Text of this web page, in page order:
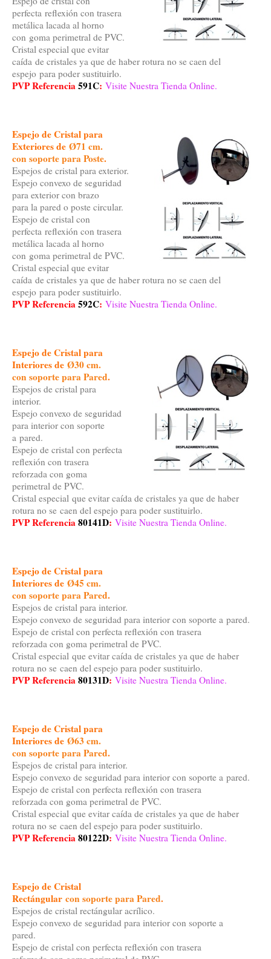
perfecta reflexión con trasera
metálica lacada al horno
con goma perimetral de PVC.
Cristal especial que evitar
caída de cristales ya que de haber rotura no se caen del
espejo para poder sustituirlo.
PVP Referencia591C: Visite Nuestra Tienda Online.
Espejo de Cristal para
Exteriores de Ø71 cm.
con soporte para Poste.
Espejos de cristal para exterior.
Espejo convexo de seguridad
para exterior con brazo
para la pared o poste circular.
Espejo de cristal con
perfecta reflexión con trasera
metálica lacada al horno
con goma perimetral de PVC.
Cristal especial que evitar
caída de cristales ya que de haber rotura no se caen del
espejo para poder sustituirlo.
PVP Referencia592C: Visite Nuestra Tienda Online.
Espejo de Cristal para
Interiores de Ø30 cm.
con soporte para Pared.
Espejos de cristal para
interior.
Espejo convexo de seguridad
para interior con soporte
a pared.
Espejo de cristal con perfecta
reflexión con trasera
reforzada con goma
perimetral de PVC.
Cristal especial que evitar caída de cristales ya que de haber
rotura no se caen del espejo para poder sustituirlo.
PVP Referencia80141D: Visite Nuestra Tienda Online.
Espejo de Cristal para
Interiores de Ø45 cm.
con soporte para Pared.
Espejos de cristal para interior.
Espejo convexo de seguridad para interior con soporte a pared.
Espejo de cristal con perfecta reflexión con trasera
reforzada con goma perimetral de PVC.
Cristal especial que evitar caída de cristales ya que de haber
rotura no se caen del espejo para poder sustituirlo.
PVP Referencia80131D: Visite Nuestra Tienda Online.
Espejo de Cristal para
Interiores de Ø63 cm.
con soporte para Pared.
Espejos de cristal para interior.
Espejo convexo de seguridad para interior con soporte a pared.
Espejo de cristal con perfecta reflexión con trasera
reforzada con goma perimetral de PVC.
Cristal especial que evitar caída de cristales ya que de haber
rotura no se caen del espejo para poder sustituirlo.
PVP Referencia80122D: Visite Nuestra Tienda Online.
Espejo de Cristal
Rectángular con soporte para Pared.
Espejos de cristal rectángular acrílico.
Espejo convexo de seguridad para interior con soporte a
pared.
Espejo de cristal con perfecta reflexión con trasera